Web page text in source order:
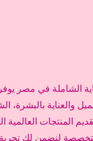
الشاملة في مصر
والعناية بالبشرة،
المنتجات العالمية
لنضمن لكِ تجربة